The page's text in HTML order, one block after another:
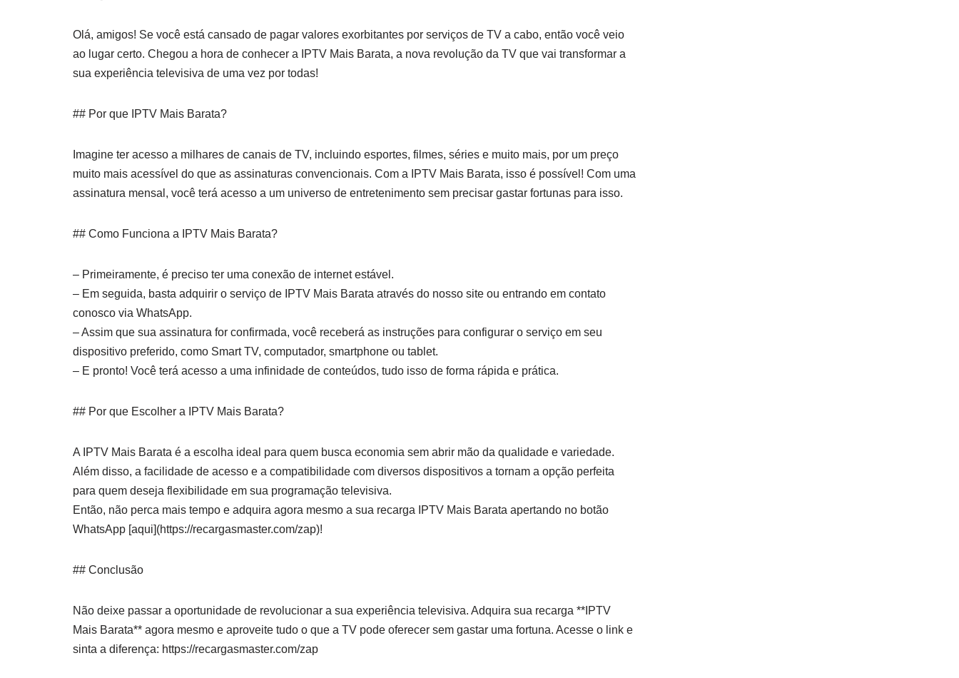
Olá, amigos! Se você está cansado de pagar valores exorbitantes por serviços de TV a cabo, então você veio
ao lugar certo. Chegou a hora de conhecer a IPTV Mais Barata, a nova revolução da TV que vai transformar a
sua experiência televisiva de uma vez por todas!
## Por que IPTV Mais Barata?
Imagine ter acesso a milhares de canais de TV, incluindo esportes, filmes, séries e muito mais, por um preço
muito mais acessível do que as assinaturas convencionais. Com a IPTV Mais Barata, isso é possível! Com uma
assinatura mensal, você terá acesso a um universo de entretenimento sem precisar gastar fortunas para isso.
## Como Funciona a IPTV Mais Barata?
– Primeiramente, é preciso ter uma conexão de internet estável.
– Em seguida, basta adquirir o serviço de IPTV Mais Barata através do nosso site ou entrando em contato
conosco via WhatsApp.
– Assim que sua assinatura for confirmada, você receberá as instruções para configurar o serviço em seu
dispositivo preferido, como Smart TV, computador, smartphone ou tablet.
– E pronto! Você terá acesso a uma infinidade de conteúdos, tudo isso de forma rápida e prática.
## Por que Escolher a IPTV Mais Barata?
A IPTV Mais Barata é a escolha ideal para quem busca economia sem abrir mão da qualidade e variedade.
Além disso, a facilidade de acesso e a compatibilidade com diversos dispositivos a tornam a opção perfeita
para quem deseja flexibilidade em sua programação televisiva.
Então, não perca mais tempo e adquira agora mesmo a sua recarga IPTV Mais Barata apertando no botão
WhatsApp [aqui](https://recargasmaster.com/zap)!
## Conclusão
Não deixe passar a oportunidade de revolucionar a sua experiência televisiva. Adquira sua recarga **IPTV
Mais Barata** agora mesmo e aproveite tudo o que a TV pode oferecer sem gastar uma fortuna. Acesse o link e
sinta a diferença: https://recargasmaster.com/zap